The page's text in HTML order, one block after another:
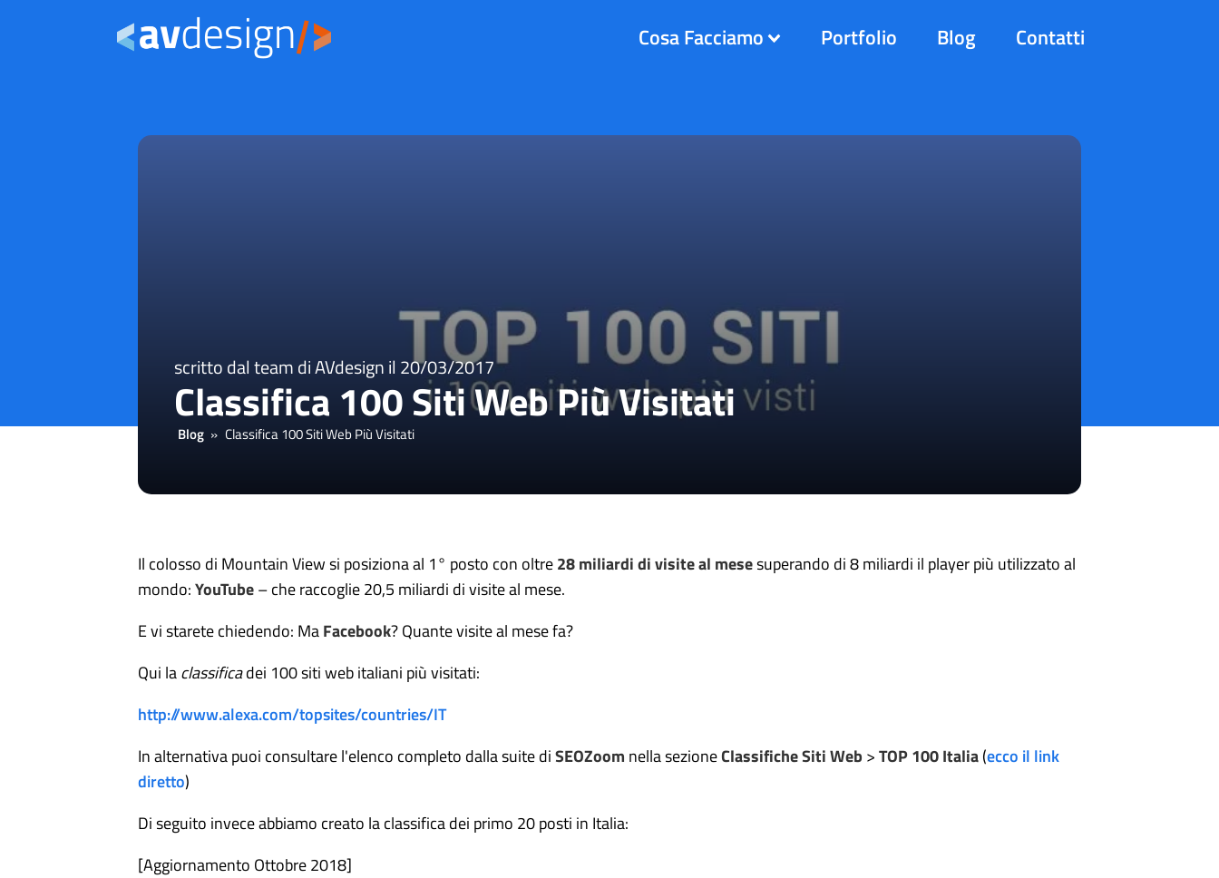
Cosa Facciamo Portfolio Blog Contatti
scritto dal team di AVdesign il 20/03/2017
Classifica 100 Siti Web Più Visitati
Blog » Classifica 100 Siti Web Più Visitati
Il colosso di Mountain View si posiziona al 1° posto con oltre28 miliardi di visite al mesesuperando di 8 miliardi il player più utilizzato al
mondo:YouTube– che raccoglie 20,5 miliardi di visite al mese.
E vi starete chiedendo: MaFacebook? Quante visite al mese fa?
Qui laclassificadei 100 siti web italiani più visitati:
http://www.alexa.com/topsites/countries/IT
In alternativa puoi consultare l'elenco completo dalla suite diSEOZoom nella sezioneClassifiche Siti Web >TOP 100 Italia(ecco il link
diretto)
Di seguito invece abbiamo creato la classifica dei primo 20 posti in Italia:
[Aggiornamento Ottobre 2018]